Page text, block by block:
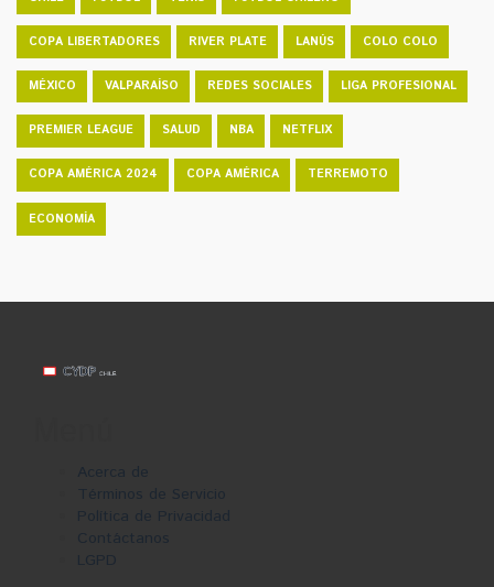
COPA LIBERTADORES RIVER PLATE LANÚS COLO COLO
MÉXICO VALPARAÍSO REDES SOCIALES LIGA PROFESIONAL
PREMIER LEAGUE SALUD NBA NETFLIX
COPA AMÉRICA 2024 COPA AMÉRICA TERREMOTO
ECONOMÍA
Acerca de
Términos de Servicio
Política de Privacidad
Contáctanos
LGPD